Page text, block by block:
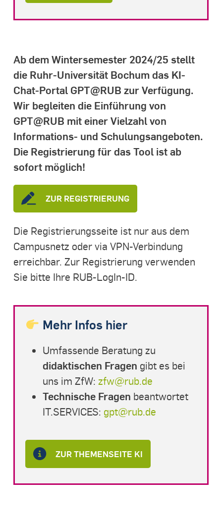
Ab dem Wintersemester 2024/25 stellt
die Ruhr-Universität Bochum das KI-
Chat-Portal GPT@RUB zur Verfügung.
Wir begleiten die Einführung von
GPT@RUB mit einer Vielzahl von
Informations- und Schulungsangeboten.
Die Registrierung für das Tool ist ab
sofort möglich!
ZUR REGISTRIERUNG
Die Registrierungsseite ist nur aus dem
Campusnetz oder via VPN-Verbindung
erreichbar. Zur Registrierung verwenden
Sie bitte Ihre RUB-LogIn-ID.
Mehr Infos hier
Umfassende Beratung zu
didaktischen Fragen gibt es bei
uns im ZfW: zfw@rub.de
Technische Fragen beantwortet
IT.SERVICES: gpt@rub.de
ZUR THEMENSEITE KI